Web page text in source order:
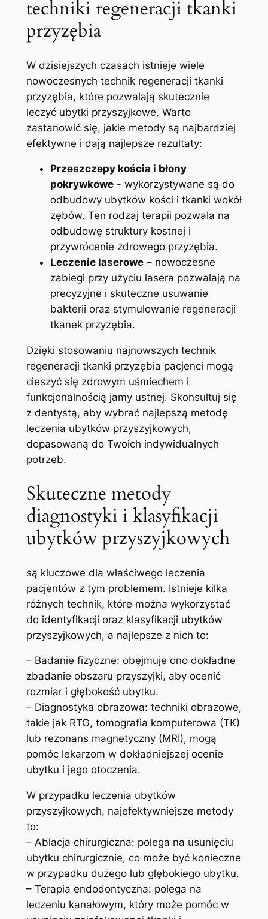
techniki regeneracji tkanki
przyzębia
W dzisiejszych‍ czasach​ istnieje​ wiele
nowoczesnych technik regeneracji tkanki
przyzębia, ‌które pozwalają skutecznie
leczyć ubytki przyszyjkowe. Warto
zastanowić się, ⁢jakie metody są​ najbardziej
⁣efektywne i dają najlepsze rezultaty:
Przeszczepy‍ kościa i ⁤błony
⁢pokrywkowe-‍ wykorzystywane są do
odbudowy ubytków kości i tkanki ⁢wokół
zębów. Ten ‍rodzaj terapii pozwala na
odbudowę struktury kostnej i
przywrócenie zdrowego przyzębia.
Leczenie laserowe– nowoczesne
zabiegi przy użyciu ⁤lasera pozwalają ⁣na
precyzyjne i skuteczne usuwanie
bakterii oraz stymulowanie regeneracji
tkanek przyzębia.
Dzięki stosowaniu najnowszych technik⁤
regeneracji tkanki przyzębia pacjenci mogą
cieszyć⁢ się zdrowym uśmiechem i⁢
funkcjonalnością jamy ustnej. Skonsultuj się⁣
z dentystą, aby wybrać najlepszą metodę
leczenia ubytków⁣ przyszyjkowych,
dopasowaną do Twoich indywidualnych
potrzeb.
Skuteczne metody‍
diagnostyki i ​klasyfikacji
‍ubytków przyszyjkowych
są kluczowe dla właściwego leczenia
pacjentów z tym problemem. Istnieje⁢ kilka
różnych technik, które można wykorzystać
do identyfikacji​ oraz klasyfikacji ubytków
przyszyjkowych, a najlepsze z nich⁢ to:
– Badanie fizyczne: obejmuje ono dokładne
zbadanie obszaru przyszyjki, aby ocenić
rozmiar i głębokość ubytku.
– Diagnostyka⁣ obrazowa: techniki obrazowe,
takie jak RTG, tomografia komputerowa (TK)
lub rezonans magnetyczny ​(MRI), mogą
pomóc lekarzom w‍ dokładniejszej ocenie
⁢ubytku i jego otoczenia.
W przypadku leczenia ubytków
przyszyjkowych,⁤ najefektywniejsze metody
to:
– Ablacja chirurgiczna: polega na usunięciu
ubytku chirurgicznie, co może​ być konieczne
⁣w przypadku dużego ​lub głębokiego ubytku.
– Terapia endodontyczna: polega na
leczeniu kanałowym, który może pomóc w